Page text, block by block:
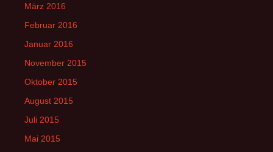
März 2016
Februar 2016
Januar 2016
November 2015
Oktober 2015
August 2015
Juli 2015
Mai 2015